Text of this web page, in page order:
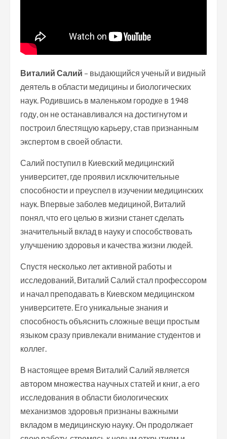
Виталий Салий – выдающийся ученый и видный
деятель в области медицины и биологических
наук. Родившись в маленьком городке в 1948
году, он не останавливался на достигнутом и
построил блестящую карьеру, став признанным
экспертом в своей области.
Салий поступил в Киевский медицинский
университет, где проявил исключительные
способности и преуспел в изучении медицинских
наук. Впервые заболев медициной, Виталий
понял, что его целью в жизни станет сделать
значительный вклад в науку и способствовать
улучшению здоровья и качества жизни людей.
Спустя несколько лет активной работы и
исследований, Виталий Салий стал профессором
и начал преподавать в Киевском медицинском
университете. Его уникальные знания и
способность объяснить сложные вещи простым
языком сразу привлекали внимание студентов и
коллег.
В настоящее время Виталий Салий является
автором множества научных статей и книг, а его
исследования в области биологических
механизмов здоровья признаны важными
вкладом в медицинскую науку. Он продолжает